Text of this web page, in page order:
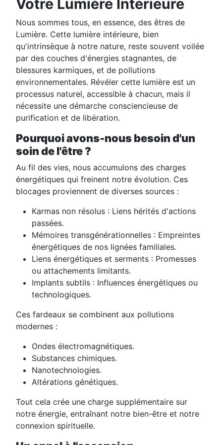
Votre Lumière Intérieure
Nous sommes tous, en essence, des êtres de
Lumière. Cette lumière intérieure, bien
qu'intrinsèque à notre nature, reste souvent voilée
par des couches d'énergies stagnantes, de
blessures karmiques, et de pollutions
environnementales. Révéler cette lumière est un
processus naturel, accessible à chacun, mais il
nécessite une démarche consciencieuse de
purification et de libération.
Pourquoi avons-nous besoin d'un
soin de l'être ?
Au fil des vies, nous accumulons des charges
énergétiques qui freinent notre évolution. Ces
blocages proviennent de diverses sources :
Karmas non résolus : Liens hérités d'actions
passées.
Mémoires transgénérationnelles : Empreintes
énergétiques de nos lignées familiales.
Liens énergétiques et serments : Promesses
ou attachements limitants.
Implants subtils : Influences énergétiques ou
technologiques.
Ces fardeaux se combinent aux pollutions
modernes :
Ondes électromagnétiques.
Substances chimiques.
Nanotechnologies.
Altérations génétiques.
Tout cela crée une charge supplémentaire sur
notre énergie, entraînant notre bien-être et notre
connexion spirituelle.